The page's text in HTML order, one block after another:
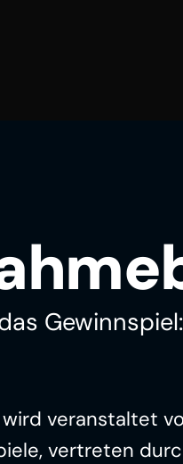
Gewinnspiel:
veranstaltet
vertreten